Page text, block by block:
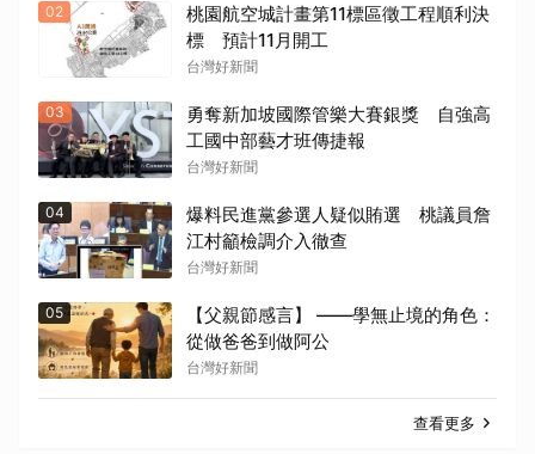
02
桃園航空城計畫第11標區徵工程順利決
標 預計11月開工
台灣好新聞
03
勇奪新加坡國際管樂大賽銀獎 自強高
工國中部藝才班傳捷報
台灣好新聞
04
爆料民進黨參選人疑似賄選 桃議員詹
江村籲檢調介入徹查
台灣好新聞
05
【父親節感言】 ——學無止境的角色：
從做爸爸到做阿公
台灣好新聞
查看更多